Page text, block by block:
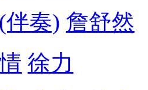
伴奏) 詹舒然
徐力